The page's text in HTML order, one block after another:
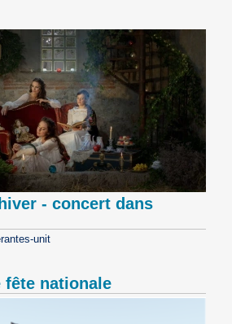
- concert dans
unit
fête nationale